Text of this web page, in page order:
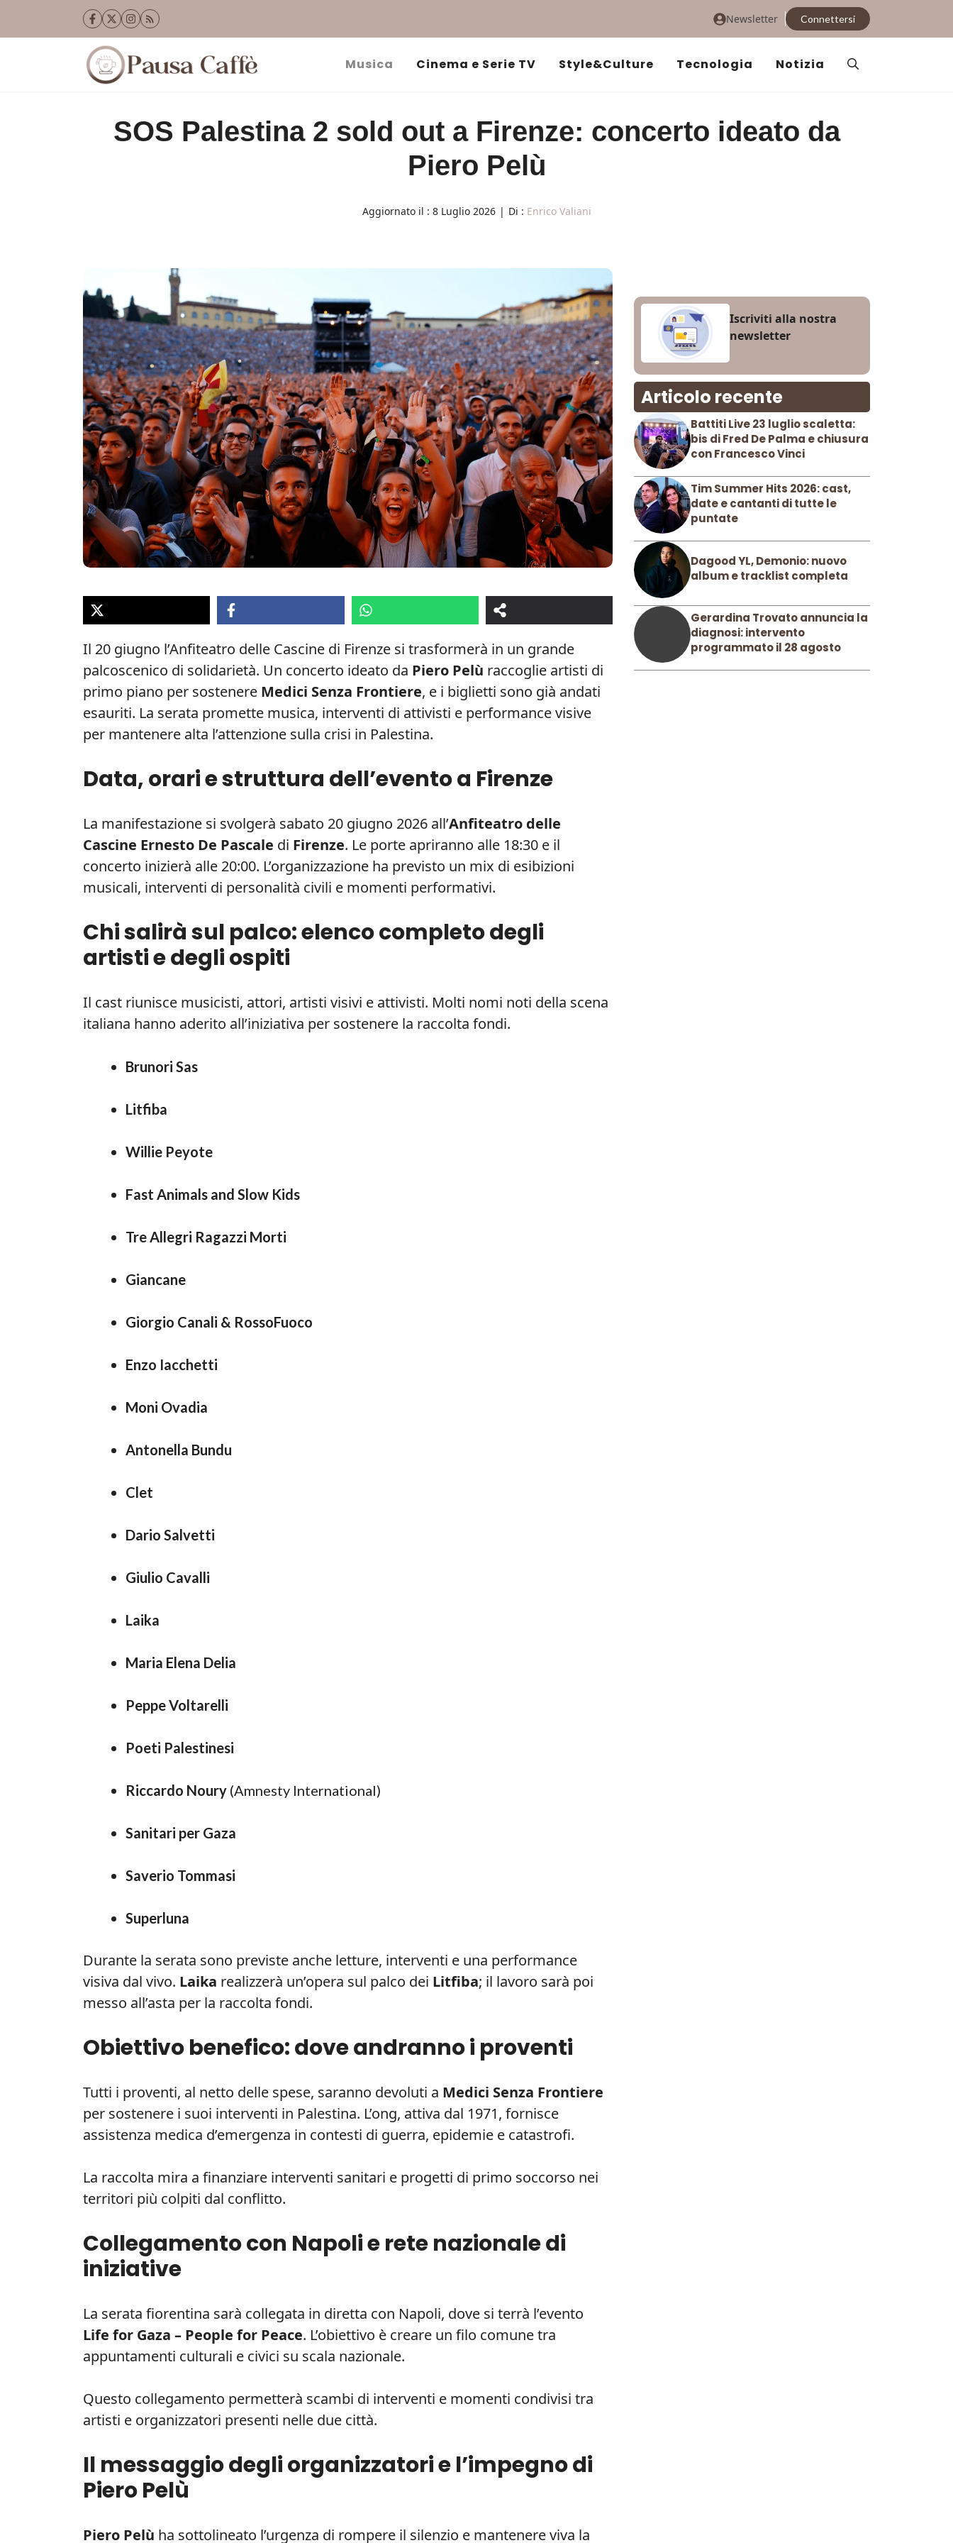
Newsletter Connettersi
Musica Cinema e Serie TV Style&Culture Tecnologia Notizia
SOS Palestina 2 sold out a Firenze: concerto ideato da
Piero Pelù
Aggiornato il : 8 Luglio 2026 | Di : Enrico Valiani
Il 20 giugno l’Anfiteatro delle Cascine di Firenze si trasformerà in un grande
palcoscenico di solidarietà. Un concerto ideato da Piero Pelù raccoglie artisti di
primo piano per sostenere Medici Senza Frontiere, e i biglietti sono già andati
esauriti. La serata promette musica, interventi di attivisti e performance visive
per mantenere alta l’attenzione sulla crisi in Palestina.
Data, orari e struttura dell’evento a Firenze
La manifestazione si svolgerà sabato 20 giugno 2026 all’Anfiteatro delle
Cascine Ernesto De Pascale di Firenze. Le porte apriranno alle 18:30 e il
concerto inizierà alle 20:00. L’organizzazione ha previsto un mix di esibizioni
musicali, interventi di personalità civili e momenti performativi.
Chi salirà sul palco: elenco completo degli
artisti e degli ospiti
Il cast riunisce musicisti, attori, artisti visivi e attivisti. Molti nomi noti della scena
italiana hanno aderito all’iniziativa per sostenere la raccolta fondi.
Brunori Sas
Litfiba
Willie Peyote
Fast Animals and Slow Kids
Tre Allegri Ragazzi Morti
Giancane
Giorgio Canali & RossoFuoco
Enzo Iacchetti
Moni Ovadia
Antonella Bundu
Clet
Dario Salvetti
Giulio Cavalli
Laika
Maria Elena Delia
Peppe Voltarelli
Poeti Palestinesi
Riccardo Noury (Amnesty International)
Sanitari per Gaza
Saverio Tommasi
Superluna
Durante la serata sono previste anche letture, interventi e una performance
visiva dal vivo. Laika realizzerà un’opera sul palco dei Litfiba; il lavoro sarà poi
messo all’asta per la raccolta fondi.
Obiettivo benefico: dove andranno i proventi
Tutti i proventi, al netto delle spese, saranno devoluti a Medici Senza Frontiere
per sostenere i suoi interventi in Palestina. L’ong, attiva dal 1971, fornisce
assistenza medica d’emergenza in contesti di guerra, epidemie e catastrofi.
La raccolta mira a finanziare interventi sanitari e progetti di primo soccorso nei
territori più colpiti dal conflitto.
Collegamento con Napoli e rete nazionale di
iniziative
La serata fiorentina sarà collegata in diretta con Napoli, dove si terrà l’evento
Life for Gaza – People for Peace. L’obiettivo è creare un filo comune tra
appuntamenti culturali e civici su scala nazionale.
Questo collegamento permetterà scambi di interventi e momenti condivisi tra
artisti e organizzatori presenti nelle due città.
Il messaggio degli organizzatori e l’impegno di
Piero Pelù
Piero Pelù ha sottolineato l’urgenza di rompere il silenzio e mantenere viva la
Iscriviti alla nostra
newsletter
Articolo recente
Battiti Live 23 luglio scaletta:
bis di Fred De Palma e chiusura
con Francesco Vinci
Tim Summer Hits 2026: cast,
date e cantanti di tutte le
puntate
Dagood YL, Demonio: nuovo
album e tracklist completa
Gerardina Trovato annuncia la
diagnosi: intervento
programmato il 28 agosto